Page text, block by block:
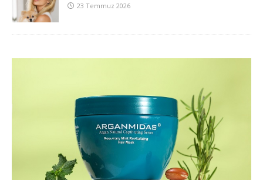
23 Temmuz 2026